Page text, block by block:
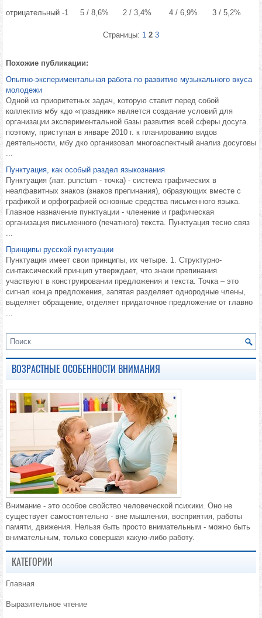
отрицательный -1 5 / 8,6% 2 / 3,4% 4 / 6,9% 3 / 5,2%
Страницы: 1 2 3
Похожие публикации:
Опытно-экспериментальная работа по развитию музыкального вкуса
молодежи
Одной из приоритетных задач, которую ставит перед собой
коллектив мбу кдо «праздник» является создание условий для
организации экспериментальной базы развития всей сферы досуга.
поэтому, приступая в январе 2010 г. к планированию видов
деятельности, мбу дко организовал многоаспектный анализ досуговы
...
Пунктуация, как особый раздел языкознания
Пунктуация (лат. punctum - точка) - система графических в
неалфавитных знаков (знаков препинания), образующих вместе с
графикой и орфографией основные средства письменного языка.
Главное назначение пунктуации - членение и графическая
организация письменного (печатного) текста. Пунктуация тесно связ
...
Принципы русской пунктуации
Пунктуация имеет свои принципы, их четыре. 1. Структурно-
синтаксический принцип утверждает, что знаки препинания
участвуют в конструировании предложения и текста. Точка – это
сигнал конца предложения, запятая разделяет однородные члены,
выделяет обращение, отделяет придаточное предложение от главно
...
ВОЗРАСТНЫЕ ОСОБЕННОСТИ ВНИМАНИЯ
Внимание - это особое свойство человеческой психики. Оно не
существует самостоятельно - вне мышления, восприятия, работы
памяти, движения. Нельзя быть просто внимательным - можно быть
внимательным, только совершая какую-либо работу.
КАТЕГОРИИ
Главная
Выразительное чтение